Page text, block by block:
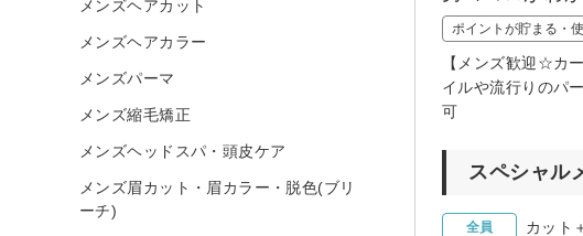
ポイントが貯まる・
【メンズ歓迎☆カ
イルや流行りのパ
可
スペシャル
全員
メンズヘアカット
メンズヘアカラー
メンズパーマ
メンズ縮毛矯正
メンズヘッドスパ・頭皮ケア
メンズ眉カット・眉カラー・脱色(ブリ
ーチ)